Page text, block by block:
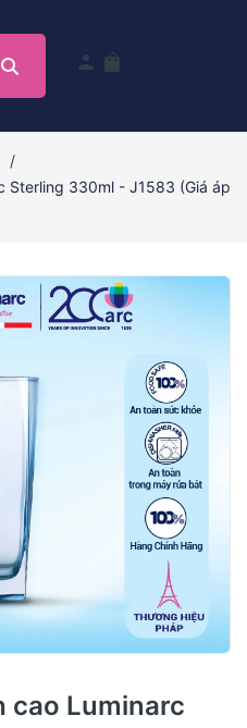
person shopping_bag
/
Sterling 330ml - J1583 (Giá áp
cao Luminarc